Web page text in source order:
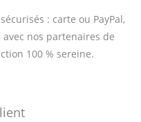
: carte ou PayPal,
nos partenaires de
100 % sereine.